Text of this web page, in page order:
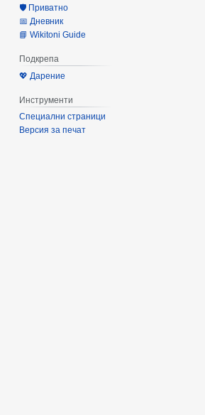
🛡️ Приватно
📅 Дневник
📘 Wikitoni Guide
Подкрепа
💖 Дарение
Инструменти
Специални страници
Версия за печат